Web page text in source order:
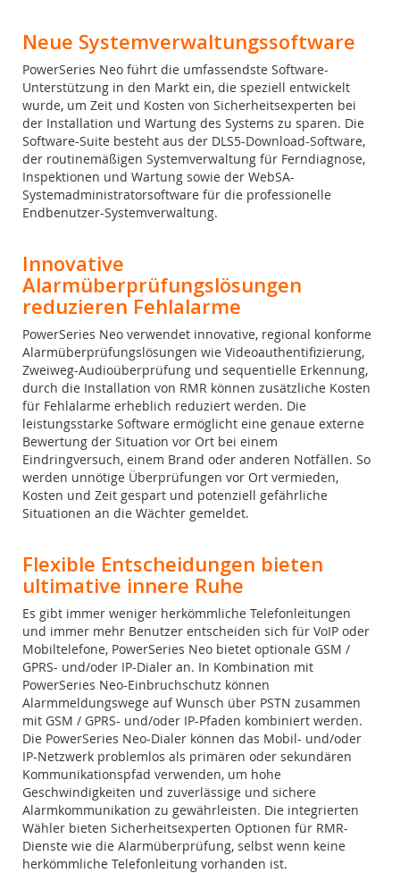
Neue Systemverwaltungssoftware
PowerSeries Neo führt die umfassendste Software-
Unterstützung in den Markt ein, die speziell entwickelt
wurde, um Zeit und Kosten von Sicherheitsexperten bei
der Installation und Wartung des Systems zu sparen. Die
Software-Suite besteht aus der DLS5-Download-Software,
der routinemäßigen Systemverwaltung für Ferndiagnose,
Inspektionen und Wartung sowie der WebSA-
Systemadministratorsoftware für die professionelle
Endbenutzer-Systemverwaltung.
Innovative
Alarmüberprüfungslösungen
reduzieren Fehlalarme
PowerSeries Neo verwendet innovative, regional konforme
Alarmüberprüfungslösungen wie Videoauthentifizierung,
Zweiweg-Audioüberprüfung und sequentielle Erkennung,
durch die Installation von RMR können zusätzliche Kosten
für Fehlalarme erheblich reduziert werden. Die
leistungsstarke Software ermöglicht eine genaue externe
Bewertung der Situation vor Ort bei einem
Eindringversuch, einem Brand oder anderen Notfällen. So
werden unnötige Überprüfungen vor Ort vermieden,
Kosten und Zeit gespart und potenziell gefährliche
Situationen an die Wächter gemeldet.
Flexible Entscheidungen bieten
ultimative innere Ruhe
Es gibt immer weniger herkömmliche Telefonleitungen
und immer mehr Benutzer entscheiden sich für VoIP oder
Mobiltelefone, PowerSeries Neo bietet optionale GSM /
GPRS- und/oder IP-Dialer an. In Kombination mit
PowerSeries Neo-Einbruchschutz können
Alarmmeldungswege auf Wunsch über PSTN zusammen
mit GSM / GPRS- und/oder IP-Pfaden kombiniert werden.
Die PowerSeries Neo-Dialer können das Mobil- und/oder
IP-Netzwerk problemlos als primären oder sekundären
Kommunikationspfad verwenden, um hohe
Geschwindigkeiten und zuverlässige und sichere
Alarmkommunikation zu gewährleisten. Die integrierten
Wähler bieten Sicherheitsexperten Optionen für RMR-
Dienste wie die Alarmüberprüfung, selbst wenn keine
herkömmliche Telefonleitung vorhanden ist.